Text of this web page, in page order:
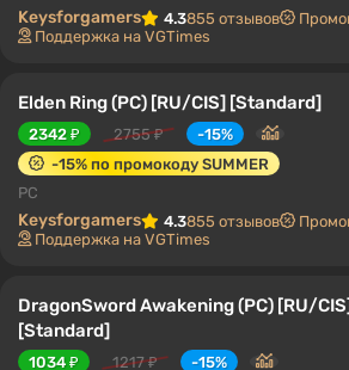
Keysforgamers 4.3855 отзывов
Поддержка на VGTimes
Elden Ring (PC) [RU/CIS] [Standard]
2342 ₽ 2755 ₽
-15%
-15% по промокоду SUMMER
PC
Keysforgamers 4.3855 отзывов
Поддержка на VGTimes
DragonSword Awakening (PC) [RU/
[Standard]
1034 ₽ 1217 ₽
-15%